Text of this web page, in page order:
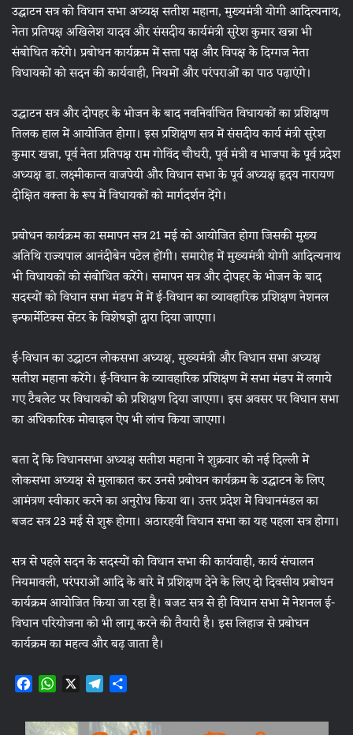
उद्घाटन सत्र को विधान सभा अध्यक्ष सतीश महाना, मुख्यमंत्री योगी आदित्यनाथ,
नेता प्रतिपक्ष अखिलेश यादव और संसदीय कार्यमंत्री सुरेश कुमार खन्ना भी
संबोधित करेंगे। प्रबोधन कार्यक्रम में सत्ता पक्ष और विपक्ष के दिग्गज नेता
विधायकों को सदन की कार्यवाही, नियमों और परंपराओं का पाठ पढ़ाएंगे।
उद्घाटन सत्र और दोपहर के भोजन के बाद नवनिर्वाचित विधायकों का प्रशिक्षण
तिलक हाल में आयोजित होगा। इस प्रशिक्षण सत्र में संसदीय कार्य मंत्री सुरेश
कुमार खन्ना, पूर्व नेता प्रतिपक्ष राम गोविंद चौधरी, पूर्व मंत्री व भाजपा के पूर्व प्रदेश
अध्यक्ष डा. लक्ष्मीकान्त वाजपेयी और विधान सभा के पूर्व अध्यक्ष हृदय नारायण
दीक्षित वक्ता के रूप में विधायकों को मार्गदर्शन देंगे।
प्रबोधन कार्यक्रम का समापन सत्र 21 मई को आयोजित होगा जिसकी मुख्य
अतिथि राज्यपाल आनंदीबेन पटेल होंगी। समारोह में मुख्यमंत्री योगी आदित्यनाथ
भी विधायकों को संबोधित करेंगे। समापन सत्र और दोपहर के भोजन के बाद
सदस्यों को विधान सभा मंडप में में ई-विधान का व्यावहारिक प्रशिक्षण नेशनल
इन्फार्मेटिक्स सेंटर के विशेषज्ञों द्वारा दिया जाएगा।
ई-विधान का उद्घाटन लोकसभा अध्यक्ष, मुख्यमंत्री और विधान सभा अध्यक्ष
सतीश महाना करेंगे। ई-विधान के व्यावहारिक प्रशिक्षण में सभा मंडप में लगाये
गए टैबलेट पर विधायकों को प्रशिक्षण दिया जाएगा। इस अवसर पर विधान सभा
का अधिकारिक मोबाइल ऐप भी लांच किया जाएगा।
बता दें क‍ि विधानसभा अध्यक्ष सतीश महाना ने शुक्रवार को नई दिल्ली में
लोकसभा अध्यक्ष से मुलाकात कर उनसे प्रबोधन कार्यक्रम के उद्घाटन के लिए
आमंत्रण स्वीकार करने का अनुरोध किया था। उत्तर प्रदेश में विधानमंडल का
बजट सत्र 23 मई से शुरू होगा। अठारहवीं विधान सभा का यह पहला सत्र होगा।
सत्र से पहले सदन के सदस्यों को विधान सभा की कार्यवाही, कार्य संचालन
नियमावली, परंपराओं आदि के बारे में प्रशिक्षण देने के लिए दो दिवसीय प्रबोधन
कार्यक्रम आयोजित किया जा रहा है। बजट सत्र से ही विधान सभा में नेशनल ई-
विधान परियोजना को भी लागू करने की तैयारी है। इस लिहाज से प्रबोधन
कार्यक्रम का महत्व और बढ़ जाता है।
F
c
W
a
X T
l a